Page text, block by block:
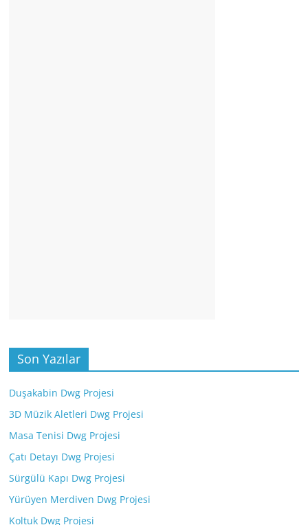
Son Yazılar
Duşakabin Dwg Projesi
3D Müzik Aletleri Dwg Projesi
Masa Tenisi Dwg Projesi
Çatı Detayı Dwg Projesi
Sürgülü Kapı Dwg Projesi
Yürüyen Merdiven Dwg Projesi
Koltuk Dwg Projesi